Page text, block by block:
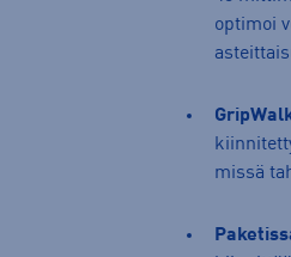
optimoi
missä